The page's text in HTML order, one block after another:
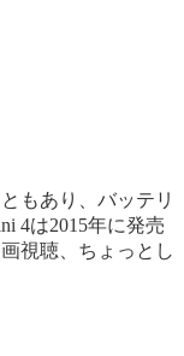
もあり、バッテリ
4は2015年に発売
視聴、ちょっとし